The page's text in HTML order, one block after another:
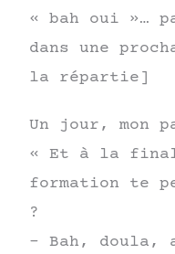
« bah oui »…
dans une
la répartie]
Un jour, mon
« Et à la
formation te
?
– Bah, doula,